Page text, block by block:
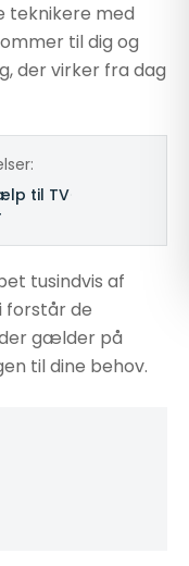
teknikere med
til dig og
der virker fra dag
til TV
tusindvis af
forstår de
gælder på
til dine behov.